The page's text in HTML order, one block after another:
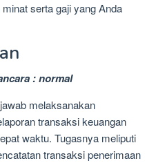
serta gaji yang Anda
: normal
melaksanakan
transaksi keuangan
waktu. Tugasnya meliputi
transaksi penerimaan